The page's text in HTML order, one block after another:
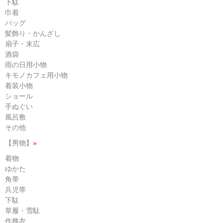
下駄
巾着
バッグ
髪飾り・かんざし
扇子・末広
酒袋
雨の日用小物
キモノカフェ用小物
着装小物
ショール
手ぬぐい
風呂敷
その他
【男物】 »
着物
ゆかた
角帯
兵児帯
下駄
草履・雪駄
作務衣